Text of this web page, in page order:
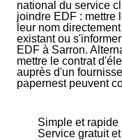
national du service
joindre EDF : mettre
leur nom
existant ou
EDF à Sarron.
mettre le contrat
auprès d'un
papernest peuvent
Simple et rapide
Service gratuit